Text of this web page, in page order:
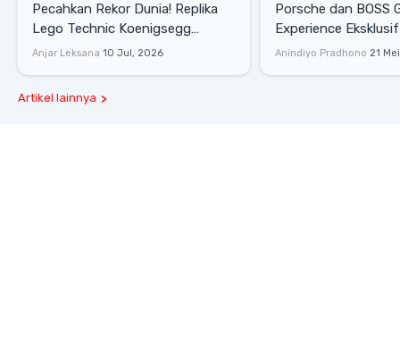
Pecahkan Rekor Dunia! Replika
Lego Technic Koenigsegg
Sadair's Spear Ukuran Asli Sukses
Anjar Leksana 10 Jul, 2026
Porsche dan BOSS
Experience
Senayan, Hadirkan
Anindiyo Pradhono 21
Artikel lainnya